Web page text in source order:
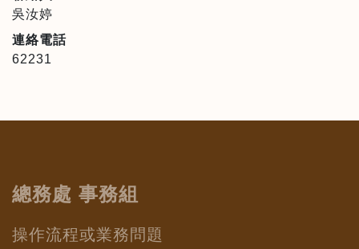
吳汝婷
連絡電話
62231
總務處 事務組
操作流程或業務問題